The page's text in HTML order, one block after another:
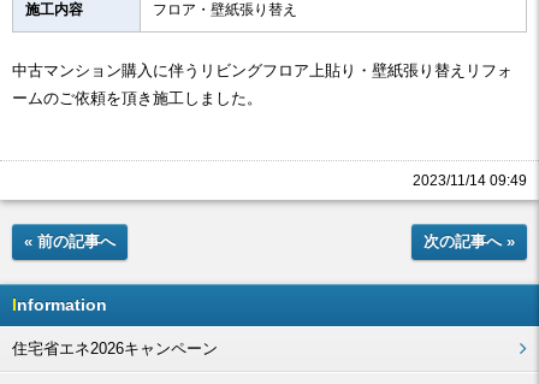
施工内容 フロア・壁紙張り替え
中古マンション購入に伴うリビングフロア上貼り・壁紙張り替えリフォ
ームのご依頼を頂き施工しました。
2023/11/14 09:49
« 前の記事へ 次の記事へ »
Information
住宅省エネ2026キャンペーン